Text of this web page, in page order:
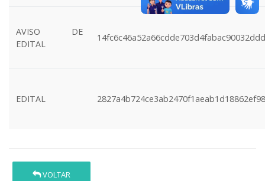
AVISO DE
EDITAL
EDITAL
VOLTAR